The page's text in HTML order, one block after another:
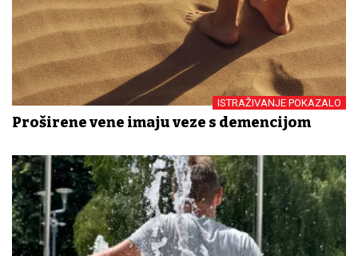
ISTRAŽIVANJE POKAZALO
Proširene vene imaju veze s demencijom